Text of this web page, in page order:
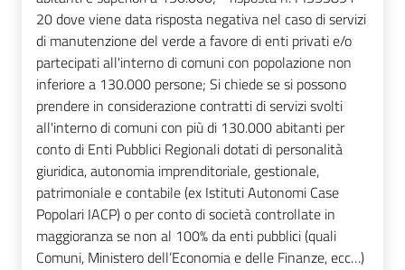
20 dove viene data risposta negativa nel caso di servizi
di manutenzione del verde a favore di enti privati e/o
partecipati all'interno di comuni con popolazione non
inferiore a 130.000 persone; Si chiede se si possono
prendere in considerazione contratti di servizi svolti
all'interno di comuni con più di 130.000 abitanti per
conto di Enti Pubblici Regionali dotati di personalità
giuridica, autonomia imprenditoriale, gestionale,
patrimoniale e contabile (ex Istituti Autonomi Case
Popolari IACP) o per conto di società controllate in
maggioranza se non al 100% da enti pubblici (quali
Comuni, Ministero dell’Economia e delle Finanze, ecc…)